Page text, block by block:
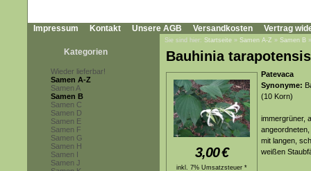
Impressum Kontakt Unsere AGB Versandkosten Vertrag
Kategorien
Wieder lieferbar!
Samen A-Z
Samen A
Samen B
Samen C
Samen D
Samen E
Samen F
Samen G
Samen H
Samen I
Samen J
Sie sind hier: Startseite » Samen A-Z » Samen B
Bauhinia tarapotensis
3,00€
inkl. 7% Umsatzsteuer *
Patevaca
Synonyme:
(10 Korn)
immergrüner,
mit langen,
weißen